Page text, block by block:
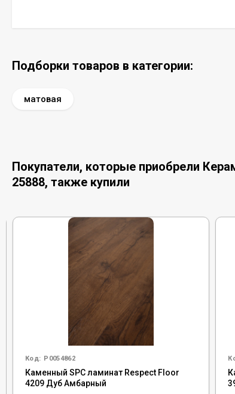
Подборки товаров в категории:
матовая
Покупатели, которые приобрели
25888, также купили
Код: Р0054862
Каменный SPC ламинат Respect Floor
4209 Дуб Амбарный